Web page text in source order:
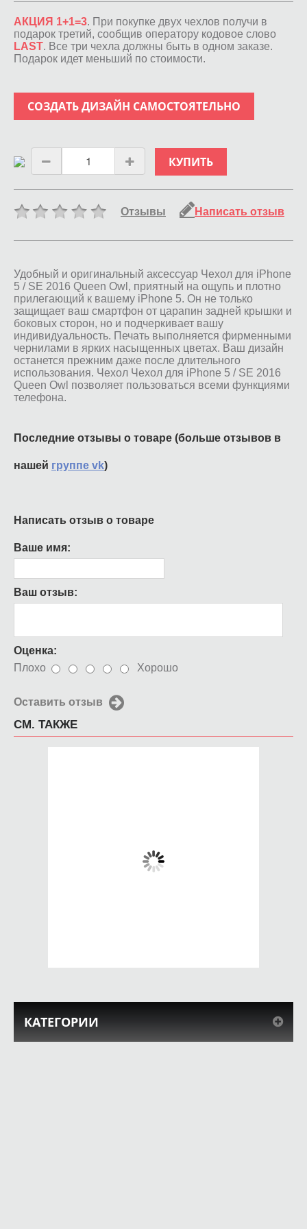
АКЦИЯ 1+1=3. При покупке двух чехлов получи в
подарок третий, сообщив оператору кодовое слово
LAST. Все три чехла должны быть в одном заказе.
Подарок идет меньший по стоимости.
СОЗДАТЬ ДИЗАЙН САМОСТОЯТЕЛЬНО
КУПИТЬ
Отзывы Написать отзыв
Удобный и оригинальный аксессуар Чехол для iPhone
5 / SE 2016 Queen Owl, приятный на ощупь и плотно
прилегающий к вашему iPhone 5. Он не только
защищает ваш смартфон от царапин задней крышки и
боковых сторон, но и подчеркивает вашу
индивидуальность. Печать выполняется фирменными
чернилами в ярких насыщенных цветах. Ваш дизайн
останется прежним даже после длительного
использования. Чехол Чехол для iPhone 5 / SE 2016
Queen Owl позволяет пользоваться всеми функциями
телефона.
Последние отзывы о товаре (больше отзывов в
нашей группе vk)
Написать отзыв о товаре
Ваше имя:
Ваш отзыв:
Оценка:
Плохо
Хорошо
Оставить отзыв
СМ. ТАКЖЕ
КАТЕГОРИИ